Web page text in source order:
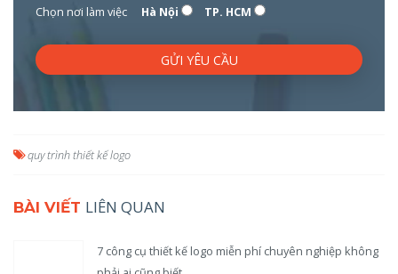
Chọn nơi làm việc Hà Nội TP. HCM
quy trình thiết kế logo
BÀI VIẾT LIÊN QUAN
7 công cụ thiết kế logo miễn phí chuyên nghiệp không